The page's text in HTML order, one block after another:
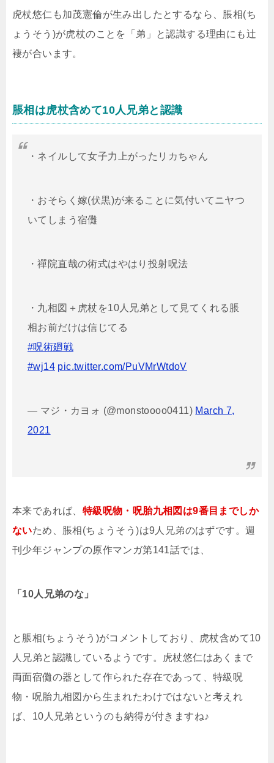
虎杖悠仁も加茂憲倫が生み出したとするなら、脹相(ち
ょうそう)が虎杖のことを「弟」と認識する理由にも辻
褄が合います。
脹相は虎杖含めて10人兄弟と認識
・ネイルして女子力上がったリカちゃん
・おそらく嫁(伏黒)が来ることに気付いてニヤつ
いてしまう宿儺
・禪院直哉の術式はやはり投射呪法
・九相図＋虎杖を10人兄弟として見てくれる脹
相お前だけは信じてる
#呪術廻戦
#wj14 pic.twitter.com/PuVMrWtdoV
— マジ・カヨォ (@monstoooo0411) March 7,
2021
本来であれば、 特級呪物・呪胎九相図は9番目までしか
ないため、脹相(ちょうそう)は9人兄弟のはずです。週
刊少年ジャンプの原作マンガ第141話では、
「10人兄弟のな」
と脹相(ちょうそう)がコメントしており、虎杖含めて10
人兄弟と認識しているようです。虎杖悠仁はあくまで
両面宿儺の器として作られた存在であって、特級呪
物・呪胎九相図から生まれたわけではないと考えれ
ば、10人兄弟というのも納得が付きますね♪